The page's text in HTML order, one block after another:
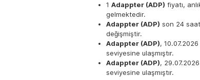
1 Adappter (ADP) fiyatı,
gelmektedir.
Adappter (ADP) son 24
değişmiştir.
Adappter (ADP),
seviyesine ulaşmıştır.
Adappter (ADP),
seviyesine ulaşmıştır.